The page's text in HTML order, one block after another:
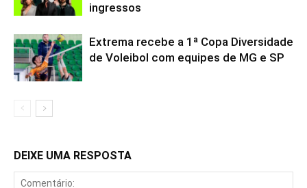
ingressos
Extrema recebe a 1ª Copa Diversidade
de Voleibol com equipes de MG e SP
DEIXE UMA RESPOSTA